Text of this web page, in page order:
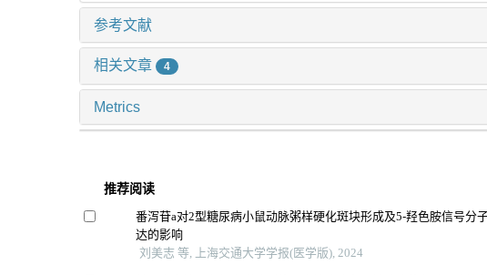
参考文献
相关文章 4
Metrics
推荐阅读
番泻苷a对2型糖尿病小鼠动脉粥样硬化斑块形成及5-羟色胺信号分
达的影响
刘美志 等, 上海交通大学学报(医学版), 2024